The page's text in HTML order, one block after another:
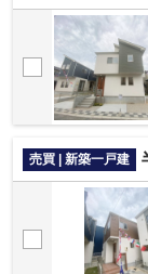
売買 | 新築一戸建